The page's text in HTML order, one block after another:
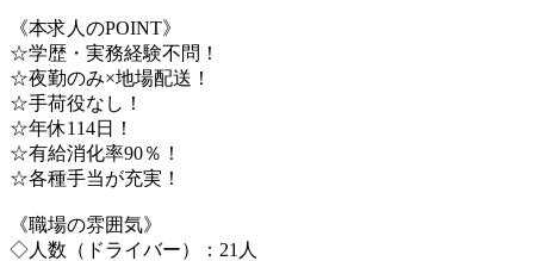
《本求人のPOINT》
☆学歴・実務経験不問！
☆夜勤のみ×地場配送！
☆手荷役なし！
☆年休114日！
☆有給消化率90％！
☆各種手当が充実！
《職場の雰囲気》
◇人数（ドライバー）：21人